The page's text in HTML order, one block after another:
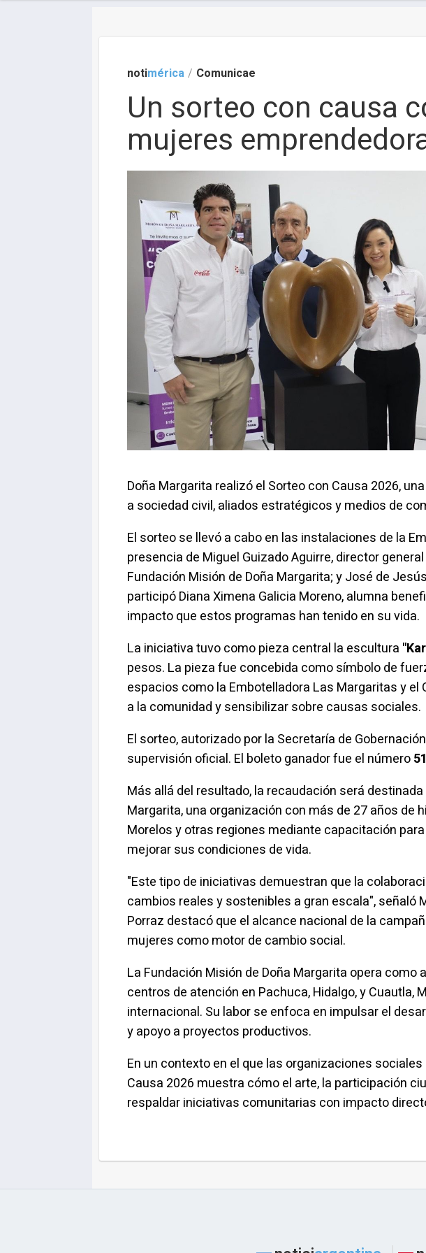
notimérica / Comunicae
Un sorteo con causa
mujeres
Doña Margarita realizó el Sorteo con Causa 2026,
a sociedad civil, aliados estratégicos y medios de
El sorteo se llevó a cabo en las instalaciones de la
presencia de Miguel Guizado Aguirre, director
Fundación Misión de Doña Margarita; y José de
participó Diana Ximena Galicia Moreno, alumna
impacto que estos programas han tenido en su vida.
La iniciativa tuvo como pieza central la escultura
pesos. La pieza fue concebida como símbolo de
espacios como la Embotelladora Las Margaritas y
a la comunidad y sensibilizar sobre causas sociales.
El sorteo, autorizado por la Secretaría de
supervisión oficial. El boleto ganador fue el número
Más allá del resultado, la recaudación será
Margarita, una organización con más de 27 años de
Morelos y otras regiones mediante capacitación
mejorar sus condiciones de vida.
"Este tipo de iniciativas demuestran que la
cambios reales y sostenibles a gran escala", señaló
Porraz destacó que el alcance nacional de la
mujeres como motor de cambio social.
La Fundación Misión de Doña Margarita opera
centros de atención en Pachuca, Hidalgo, y
internacional. Su labor se enfoca en impulsar el
y apoyo a proyectos productivos.
En un contexto en el que las organizaciones
Causa 2026 muestra cómo el arte, la participación
respaldar iniciativas comunitarias con impacto